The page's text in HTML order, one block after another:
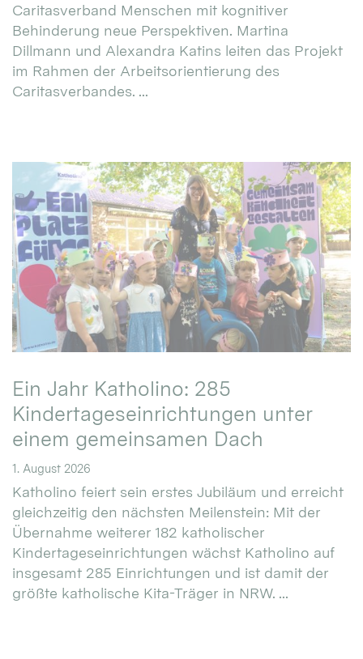
Caritasverband Menschen mit kognitiver
Behinderung neue Perspektiven. Martina
Dillmann und Alexandra Katins leiten das Projekt
im Rahmen der Arbeitsorientierung des
Caritasverbandes. ...
Ein Jahr Katholino: 285
Kindertageseinrichtungen unter
einem gemeinsamen Dach
1. August 2026
Katholino feiert sein erstes Jubiläum und erreicht
gleichzeitig den nächsten Meilenstein: Mit der
Übernahme weiterer 182 katholischer
Kindertageseinrichtungen wächst Katholino auf
insgesamt 285 Einrichtungen und ist damit der
größte katholische Kita-Träger in NRW. ...